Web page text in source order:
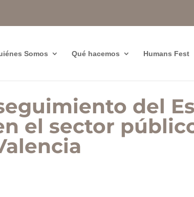
Somos Qué hacemos Humans Fest
del
el sector